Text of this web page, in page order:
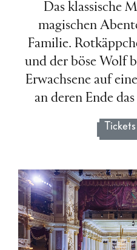
Das klassische
magischen
Familie.
und der böse Wolf
Erwachsene auf
an deren Ende